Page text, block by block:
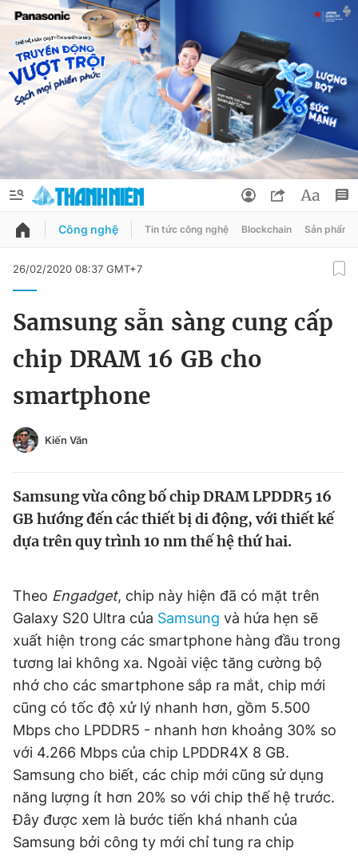
QUẢNG CÁO ĐẶT BÁO
Chào ngày mới
Video Magazine
Tiện ích Bạn cần biết
Thông tin tòa soạn Liên hệ quảng cáo
Đọc Thanh Niên trên điện thoại
Đổi mật khẩu
Tin đã lưu
Tin đã xem
Đăng xuất
Công nghệ Tin tức công nghệ Blockchain Sản phẩm
26/02/2020 08:37 GMT+7
Samsung sẵn sàng cung cấp
chip DRAM 16 GB cho
smartphone
Kiến Văn
Samsung vừa công bố chip DRAM LPDDR5 16
GB hướng đến các thiết bị di động, với thiết kế
dựa trên quy trình 10 nm thế hệ thứ hai.
Theo Engadget, chip này hiện đã có mặt trên
Galaxy S20 Ultra của Samsung và hứa hẹn sẽ
xuất hiện trong các smartphone hàng đầu trong
tương lai không xa. Ngoài việc tăng cường bộ
nhớ cho các smartphone sắp ra mắt, chip mới
cũng có tốc độ xử lý nhanh hơn, gồm 5.500
Mbps cho LPDDR5 - nhanh hơn khoảng 30% so
với 4.266 Mbps của chip LPDDR4X 8 GB.
Samsung cho biết, các chip mới cũng sử dụng
năng lượng ít hơn 20% so với chip thế hệ trước.
Đây được xem là bước tiến khá nhanh của
Samsung bởi công ty mới chỉ tung ra chip